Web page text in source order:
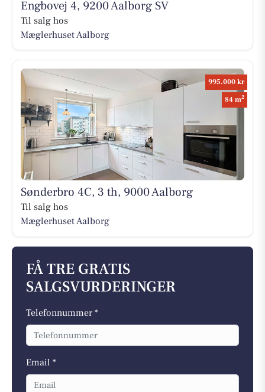
Engbovej 4, 9200 Aalborg SV
Til salg hos
Mæglerhuset Aalborg
995.000 kr
84 m2
Sønderbro 4C, 3 th, 9000 Aalborg
Til salg hos
Mæglerhuset Aalborg
FÅ TRE GRATIS
SALGSVURDERINGER
Telefonnummer *
Email *